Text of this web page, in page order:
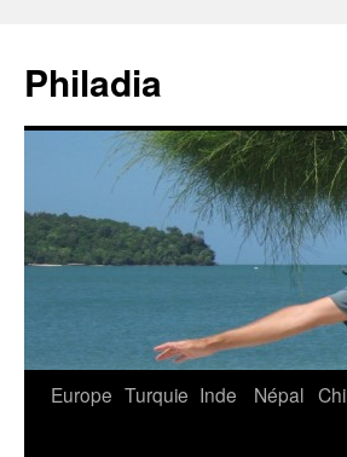
contenu
Philadia
Europe Turquie Inde Népal